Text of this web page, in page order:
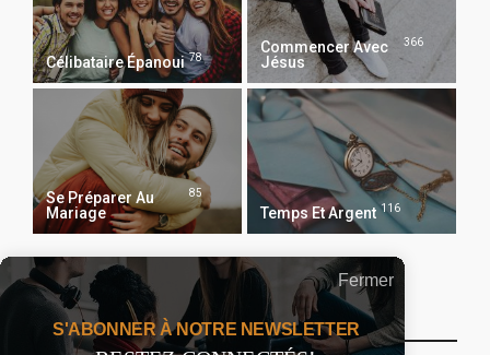
Célibataire Épanoui 78
Commencer Avec
Jésus
366
Se Préparer Au
Mariage
85
Temps Et Argent 116
Recevoir Notre Newsletter Chaque Matin
Fermer
S'ABONNER À NOTRE NEWSLETTER